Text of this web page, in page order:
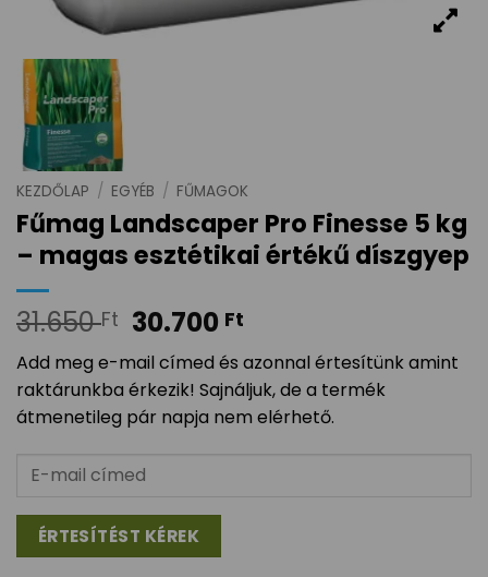
KEZDŐLAP / EGYÉB / FŰMAGOK
Fűmag Landscaper Pro Finesse 5 kg
– magas esztétikai értékű díszgyep
31.650Ft 30.700 Ft
Add meg e-mail címed és azonnal értesítünk amint
raktárunkba érkezik! Sajnáljuk, de a termék
átmenetileg pár napja nem elérhető.